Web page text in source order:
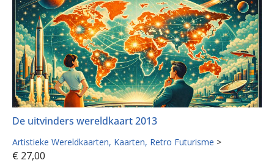
De uitvinders wereldkaart 2013
Artistieke Wereldkaarten Kaarten Retro Futurisme >
€ 27,00